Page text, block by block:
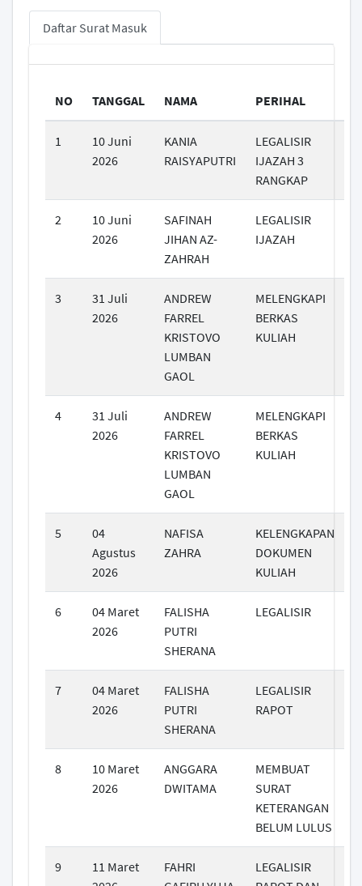
Daftar Surat Masuk
NO TANGGAL NAMA PERIHAL
1
10 Juni
2026
KANIA
RAISYAPUTRI
LEGALISIR
IJAZAH 3
RANGKAP
2
10 Juni
2026
SAFINAH
JIHAN AZ-
ZAHRAH
LEGALISIR
IJAZAH
3
31 Juli
2026
ANDREW
FARREL
KRISTOVO
LUMBAN
GAOL
MELENGKAPI
BERKAS
KULIAH
4
31 Juli
2026
ANDREW
FARREL
KRISTOVO
LUMBAN
GAOL
MELENGKAPI
BERKAS
KULIAH
5
04
Agustus
2026
NAFISA
ZAHRA
KELENGKAPAN
DOKUMEN
KULIAH
6
04 Maret
2026
FALISHA
PUTRI
SHERANA
LEGALISIR
7
04 Maret
2026
FALISHA
PUTRI
SHERANA
LEGALISIR
RAPOT
8
10 Maret
2026
ANGGARA
DWITAMA
MEMBUAT
SURAT
KETERANGAN
BELUM LULUS
9
11 Maret
FAHRI
LEGALISIR